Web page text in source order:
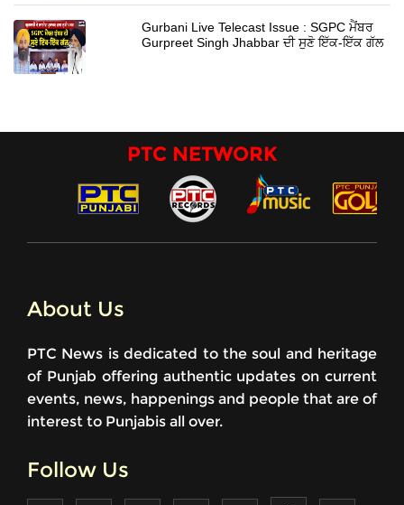
Gurbani Live Telecast Issue : SGPC ਮੈਂਬਰ
Gurpreet Singh Jhabbar ਦੀ ਸੁਣੋ ਇੱਕ-ਇੱਕ ਗੱਲ
PTC NETWORK
About Us
PTC News is dedicated to the soul and heritage
of Punjab offering authentic updates on current
events, news, happenings and people that are of
interest to Punjabis all over.
Follow Us